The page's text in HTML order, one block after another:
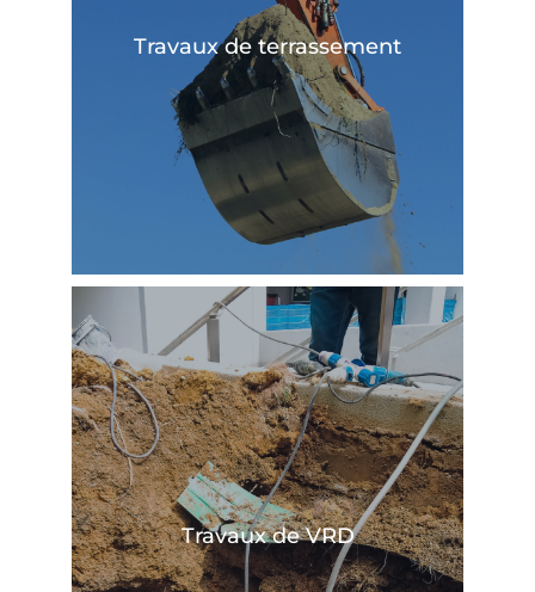
Travaux de terrassement
En savoir plus
Travaux de VRD
En savoir plus